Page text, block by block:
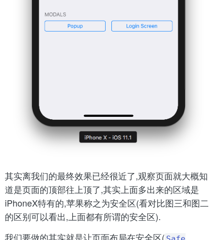
其实离我们的最终效果已经很近了,观察页面就大概知
道是页面的顶部往上顶了,其实上面多出来的区域是
iPhoneX特有的,苹果称之为安全区(看对比图三和图二
的区别可以看出,上面都有所谓的安全区).
我们要做的其实就是让页面布局在安全区(